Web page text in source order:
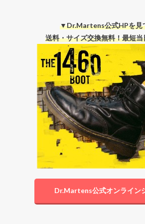
▼Dr.Martens公式HPを見
送料・サイズ交換無料！最短
Dr.Martens公式オンライン